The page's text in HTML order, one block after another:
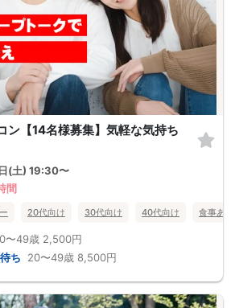
ン【14名様募集】気軽な気持ち
(土) 19:30〜
間
20代向け 30代向け 40代向け 食事あり
〜49歳 2,500円
ち 20〜49歳 8,500円